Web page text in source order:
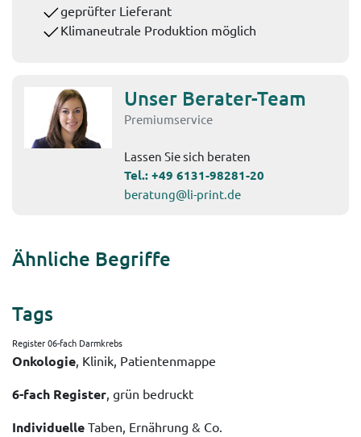
geprüfter Lieferant
Klimaneutrale Produktion möglich
Unser Berater-Team
Premiumservice
Lassen Sie sich beraten
Tel.:+49 6131-98281-20
beratung@li-print.de
Ähnliche Begriffe
Tags
Register 06-fach Darmkrebs
Onkologie, Klinik, Patientenmappe
6-fach Register, grün bedruckt
Individuelle Taben, Ernährung & Co.